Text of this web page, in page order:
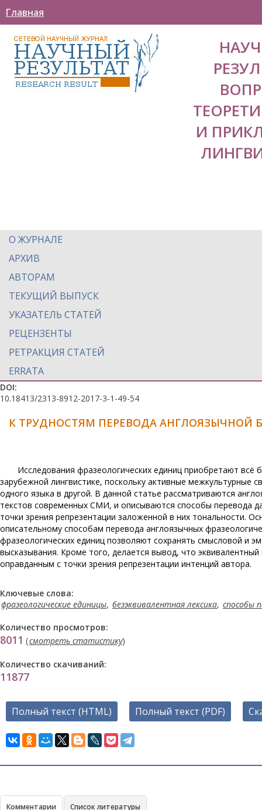
Главная
И
О ЖУРНАЛЕ
АРХИВ
АВТОРАМ
ТЕКУЩИЙ ВЫПУСК
УКАЗАТЕЛЬ СТАТЕЙ
РЕЦЕНЗЕНТЫ
РЕТРАКЦИЯ СТАТЕЙ
ERRATA
DOI:
10.18413/2313-8912-2017-3-1-49-54
К ТРУДНОСТЯМ ПЕРЕВОДА АНГЛОЯЗЫЧНОЙ
Исследования фразеологических единиц приобретают
зарубежной лингвистике, поскольку активные межкультурные
одного языка в другой. В данной статье рассматриваются
текстов современных СМИ, и описываются способы перевода
точки зрения репрезентации заложенной в них тональности.
описательному способам перевода англоязычных
фразеологических единиц позволяют сохранять смысловой и
высказывания. Кроме того, делается вывод, что
оправданным с точки зрения репрезентации интенций автора.
Ключевые слова:
фразеологические единицы, безэквивалентная лексика, способы
Количество просмотров:
8011 (смотреть статистику)
Количество скачиваний:
11877
Полный текст (HTML) Полный текст (PDF)
Комментарии Список литературы